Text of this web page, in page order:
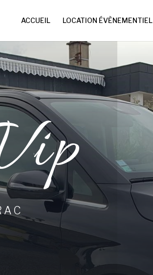
ACCUEIL LOCATION ÉVÈNEMENTIEL